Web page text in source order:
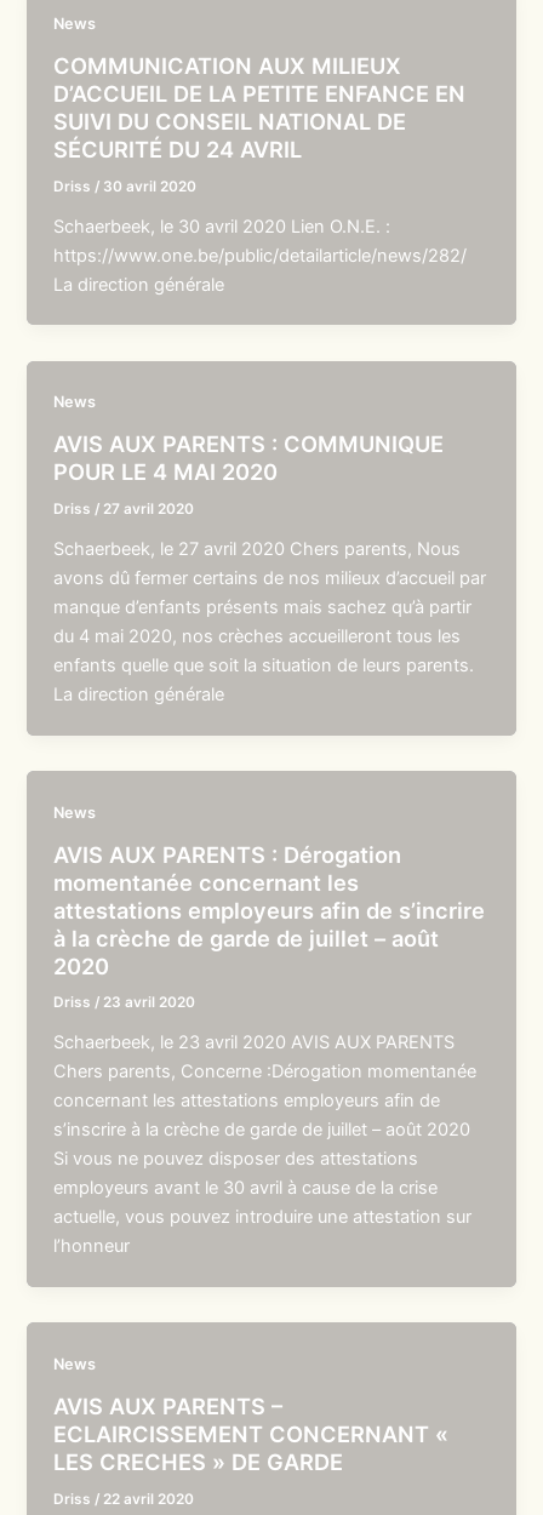
News
COMMUNICATION AUX MILIEUX
D’ACCUEIL DE LA PETITE ENFANCE EN
SUIVI DU CONSEIL NATIONAL DE
SÉCURITÉ DU 24 AVRIL
Driss / 30 avril 2020
Schaerbeek, le 30 avril 2020 Lien O.N.E. :
https://www.one.be/public/detailarticle/news/282/
La direction générale
News
AVIS AUX PARENTS : COMMUNIQUE
POUR LE 4 MAI 2020
Driss / 27 avril 2020
Schaerbeek, le 27 avril 2020 Chers parents, Nous
avons dû fermer certains de nos milieux d’accueil par
manque d’enfants présents mais sachez qu’à partir
du 4 mai 2020, nos crèches accueilleront tous les
enfants quelle que soit la situation de leurs parents.
La direction générale
News
AVIS AUX PARENTS : Dérogation
momentanée concernant les
attestations employeurs afin de s’incrire
à la crèche de garde de juillet – août
2020
Driss / 23 avril 2020
Schaerbeek, le 23 avril 2020 AVIS AUX PARENTS
Chers parents, Concerne :Dérogation momentanée
concernant les attestations employeurs afin de
s’inscrire à la crèche de garde de juillet – août 2020
Si vous ne pouvez disposer des attestations
employeurs avant le 30 avril à cause de la crise
actuelle, vous pouvez introduire une attestation sur
l’honneur
News
AVIS AUX PARENTS –
ECLAIRCISSEMENT CONCERNANT «
LES CRECHES » DE GARDE
Driss / 22 avril 2020